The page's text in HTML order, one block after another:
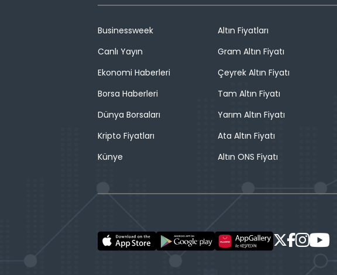
Businessweek
Canlı Yayın
Ekonomi Haberleri
Borsa Haberleri
Dünya Borsaları
Kripto Fiyatları
Künye
Altın Fiyatları
Gram Altın Fiyatı
Çeyrek Altın Fiyatı
Tam Altın Fiyatı
Yarım Altın Fiyatı
Ata Altın Fiyatı
Altın ONS Fiyatı